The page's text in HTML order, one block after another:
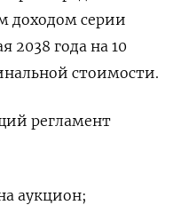
доходом серии
года на 10
стоимости.
регламент
аукцион;